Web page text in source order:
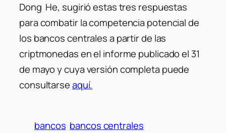
Dong He, sugirió estas tres respuestas
para combatir la competencia potencial de
los bancos centrales a partir de las
criptmonedas en el informe publicado el 31
de mayo y cuya versión completa puede
consultarseaquí.
bancos bancos centrales